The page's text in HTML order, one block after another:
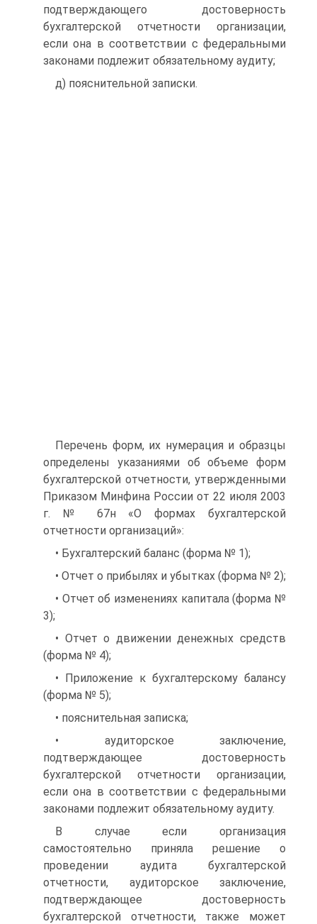
подтверждающего достоверность
бухгалтерской отчетности организации,
если она в соответствии с федеральными
законами подлежит обязательному аудиту;
д) пояснительной записки.
Перечень форм, их нумерация и образцы
определены указаниями об объеме форм
бухгалтерской отчетности, утвержденными
Приказом Минфина России от 22 июля 2003
г. № 67н «О формах бухгалтерской
отчетности организаций»:
• Бухгалтерский баланс (форма № 1);
• Отчет о прибылях и убытках (форма № 2);
• Отчет об изменениях капитала (форма №
3);
• Отчет о движении денежных средств
(форма № 4);
• Приложение к бухгалтерскому балансу
(форма № 5);
• пояснительная записка;
• аудиторское заключение,
подтверждающее достоверность
бухгалтерской отчетности организации,
если она в соответствии с федеральными
законами подлежит обязательному аудиту.
В случае если организация
самостоятельно приняла решение о
проведении аудита бухгалтерской
отчетности, аудиторское заключение,
подтверждающее достоверность
бухгалтерской отчетности, также может